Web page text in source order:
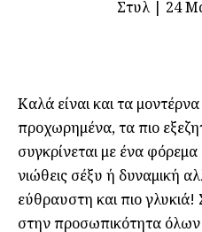
Στυλ| 24
Καλά είναι και τα
προχωρημένα, τα πιο
συγκρίνεται με ένα
νιώθεις σέξυ ή δυναμική
εύθραυστη και πιο γλυκιά!
στην προσωπικότητα